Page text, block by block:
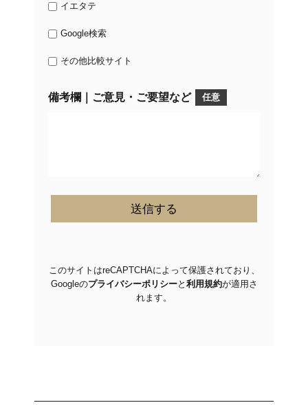
イエタテ
Google検索
その他比較サイト
備考欄｜ご意見・ご要望など 任意
このサイトはreCAPTCHAによって保護されており、
Googleのプライバシーポリシーと 利用規約が適用さ
れます。